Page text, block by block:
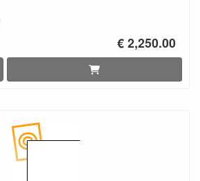
€ 2,250.00